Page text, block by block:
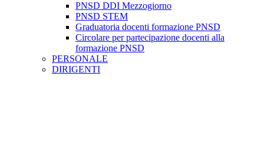
PNSD DDI Mezzogiorno
PNSD STEM
Graduatoria docenti formazione PNSD
Circolare per partecipazione docenti alla
formazione PNSD
PERSONALE
DIRIGENTI